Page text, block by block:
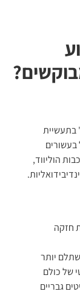
בתעשיית
בעשורים
הוליווד,
חזקה
יותר
של כולם
גבריים